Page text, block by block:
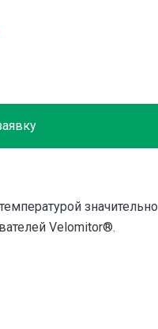
значительно
Velomitor®.